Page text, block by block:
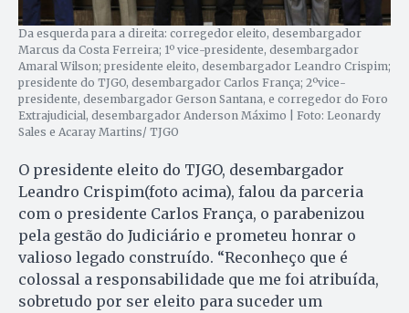
Da esquerda para a direita: corregedor eleito, desembargador
Marcus da Costa Ferreira; 1º vice-presidente, desembargador
Amaral Wilson; presidente eleito, desembargador Leandro Crispim;
presidente do TJGO, desembargador Carlos França; 2ºvice-
presidente, desembargador Gerson Santana, e corregedor do Foro
Extrajudicial, desembargador Anderson Máximo | Foto: Leonardy
Sales e Acaray Martins/ TJGO
O presidente eleito do TJGO, desembargador
Leandro Crispim(foto acima), falou da parceria
com o presidente Carlos França, o parabenizou
pela gestão do Judiciário e prometeu honrar o
valioso legado construído. “Reconheço que é
colossal a responsabilidade que me foi atribuída,
sobretudo por ser eleito para suceder um